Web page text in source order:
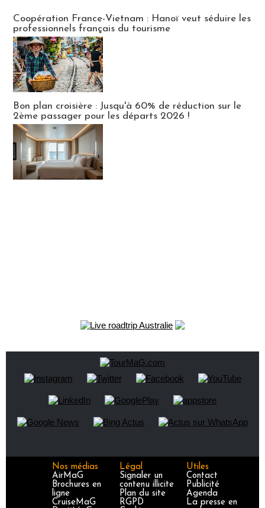
Coopération France-Vietnam : Hanoï veut séduire les
professionnels français du tourisme
Bon plan croisière : Jusqu'à 60% de réduction sur le
2ème passager pour les départs 2026 !
Nos médias
AirMaG
Brochures en
ligne
CruiseMaG
Légal
Signaler un
contenu illicite
Plan du site
RGPD
Utiles
Contact
Publicité
Agenda
La presse en